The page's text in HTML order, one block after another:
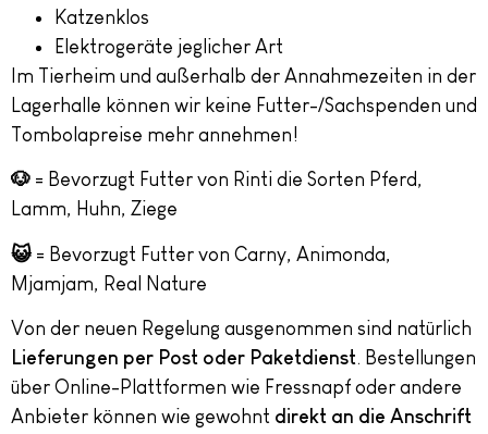
Katzenklos
Elektrogeräte jeglicher Art
Im Tierheim und außerhalb der Annahmezeiten in der
Lagerhalle können wir keine Futter-/Sachspenden und
Tombolapreise mehr annehmen!
🐶 = Bevorzugt Futter von Rinti die Sorten Pferd,
Lamm, Huhn, Ziege
😺 = Bevorzugt Futter von Carny, Animonda,
Mjamjam, Real Nature
Von der neuen Regelung ausgenommen sind natürlich
Lieferungen per Post oder Paketdienst. Bestellungen
über Online-Plattformen wie Fressnapf oder andere
Anbieter können wie gewohnt direkt an die Anschrift